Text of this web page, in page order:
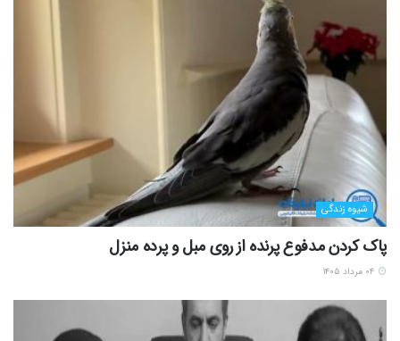
شیوه زندگی
پاک کردن مدفوع پرنده از روی مبل و پرده منزل